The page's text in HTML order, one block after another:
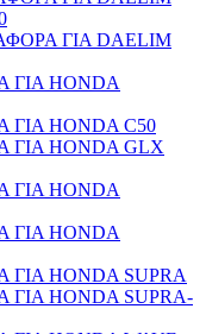
ΓΙΑ DAELIM
HONDA
HONDA C50
HONDA GLX
HONDA
HONDA
HONDA SUPRA
HONDA SUPRA-